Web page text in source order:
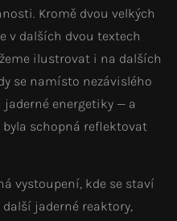
Kromě dvou velkých
v dalších dvou textech
ilustrovat i na dalších
se namísto nezávislého
energetiky — a
byla schopná reflektovat
vystoupení, kde se staví
jaderné reaktory,